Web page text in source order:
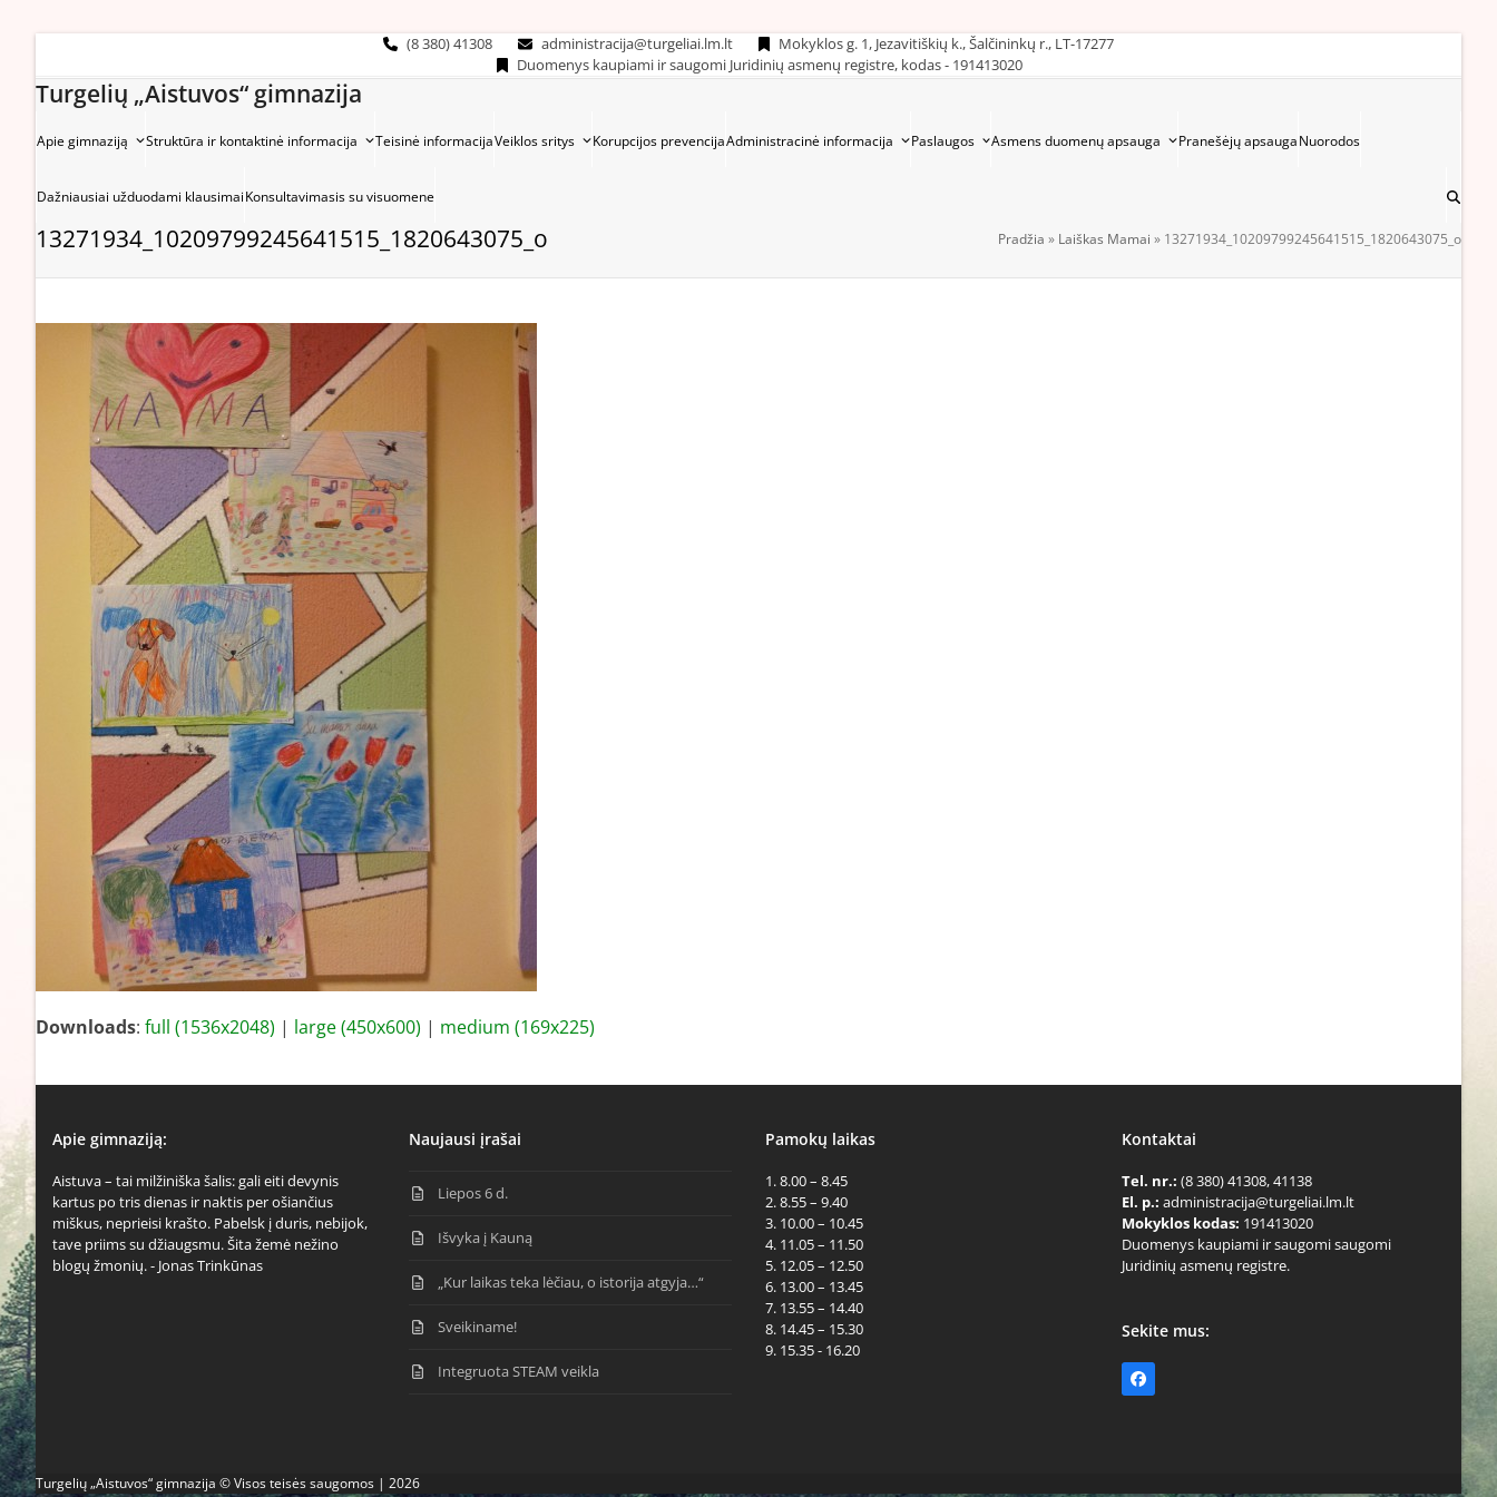
(8 380) 41308 administracija@turgeliai.lm.lt
Mokyklos g. 1, Jezavitiškių k., Šalčininkų r., LT-17277
Duomenys kaupiami ir saugomi Juridinių asmenų registre, kodas - 191413020
Turgelių „Aistuvos“ gimnazija
Apie gimnaziją Struktūra ir kontaktinė informacija Teisinė informacijaVeiklos sritys Korupcijos prevencijaAdministracinė informacija Paslaugos Asmens duomenų apsauga Pranešėjų apsaugaNuorodos
Dažniausiai užduodami klausimaiKonsultavimasis su visuomene
13271934_10209799245641515_1820643075_o Pradžia » Laiškas Mamai » 13271934_10209799245641515_1820643075_o
Downloads: full (1536x2048) | large (450x600) | medium (169x225)
Apie gimnaziją:
Aistuva – tai milžiniška šalis: gali eiti devynis
kartus po tris dienas ir naktis per ošiančius
miškus, neprieisi krašto. Pabelsk į duris, nebijok,
tave priims su džiaugsmu. Šita žemė nežino
blogų žmonių. - Jonas Trinkūnas
Naujausi įrašai
Liepos 6 d.
Išvyka į Kauną
„Kur laikas teka lėčiau, o istorija atgyja…“
Sveikiname!
Integruota STEAM veikla
Pamokų laikas
1. 8.00 – 8.45
2. 8.55 – 9.40
3. 10.00 – 10.45
4. 11.05 – 11.50
5. 12.05 – 12.50
6. 13.00 – 13.45
7. 13.55 – 14.40
8. 14.45 – 15.30
9. 15.35 - 16.20
Kontaktai
Tel. nr.: (8 380) 41308, 41138
El. p.: administracija@turgeliai.lm.lt
Mokyklos kodas: 191413020
Duomenys kaupiami ir saugomi saugomi
Juridinių asmenų registre.
Sekite mus:
Facebook
Turgelių „Aistuvos“ gimnazija © Visos teisės saugomos | 2026